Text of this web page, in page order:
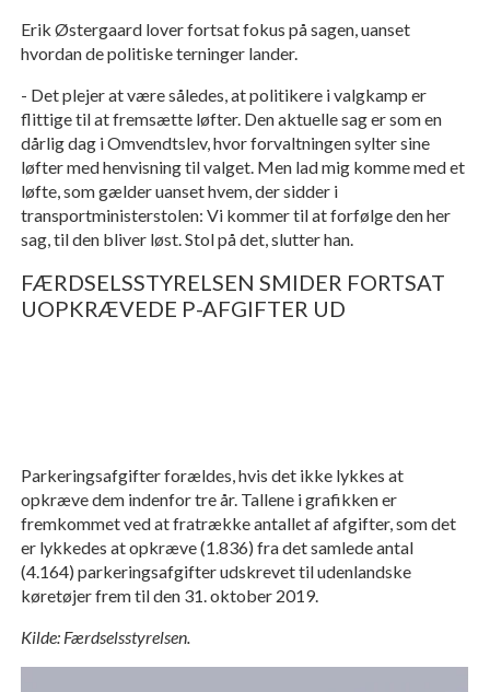
Erik Østergaard lover fortsat fokus på sagen, uanset
hvordan de politiske terninger lander.
- Det plejer at være således, at politikere i valgkamp er
flittige til at fremsætte løfter. Den aktuelle sag er som en
dårlig dag i Omvendtslev, hvor forvaltningen sylter sine
løfter med henvisning til valget. Men lad mig komme med et
løfte, som gælder uanset hvem, der sidder i
transportministerstolen: Vi kommer til at forfølge den her
sag, til den bliver løst. Stol på det, slutter han.
FÆRDSELSSTYRELSEN SMIDER FORTSAT
UOPKRÆVEDE P-AFGIFTER UD
Parkeringsafgifter forældes, hvis det ikke lykkes at
opkræve dem indenfor tre år. Tallene i grafikken er
fremkommet ved at fratrække antallet af afgifter, som det
er lykkedes at opkræve (1.836) fra det samlede antal
(4.164) parkeringsafgifter udskrevet til udenlandske
køretøjer frem til den 31. oktober 2019.
Kilde: Færdselsstyrelsen.